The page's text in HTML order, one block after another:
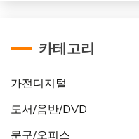
카테고리
가전디지털
도서/음반/DVD
문구/오피스